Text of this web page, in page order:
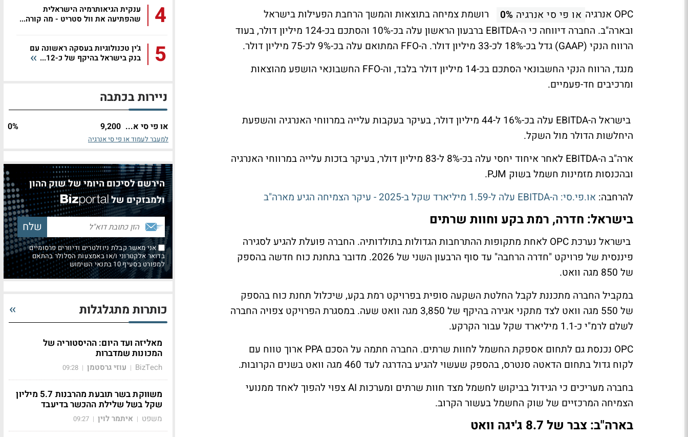
OPC אנרגיה או פי סי אנרגיה 0%
רושמת צמיחה בתוצאות והמשך הרחבת הפעילות בישראל
ובארה"ב. החברה דיווחה כי ה-EBITDA ברבעון הראשון עלה בכ-10% והסתכם בכ-124 מיליון דולר, בעוד
הרווח הנקי (GAAP) גדל בכ-18% לכ-33 מיליון דולר. ה-FFO המתואם עלה בכ-9% לכ-75 מיליון דולר.
מנגד, הרווח הנקי החשבונאי הסתכם בכ-14 מיליון דולר בלבד, וה-FFO החשבונאי הושפע מהוצאות
ומרכיבים חד-פעמיים.
בישראל ה-EBITDA עלה בכ-16% ל-44 מיליון דולר, בעיקר בעקבות עלייה במרווחי האנרגיה והשפעת
היחלשות הדולר מול השקל.
ארה"ב ה-EBITDA לאחר איחוד יחסי עלה בכ-8% ל-83 מיליון דולר, בעיקר בזכות עלייה במרווחי האנרגיה
ובהכנסות מזמינות חשמל בשוק PJM.
להרחבה: או.פי.סי: ה-EBITDA עלה ל-1.59 מיליארד שקל ב-2025 - עיקר הצמיחה הגיע מארה"ב
בישראל: חדרה, רמת בקע וחוות שרתים
בישראל נערכת OPC לאחת מתקופות ההתרחבות הגדולות בתולדותיה. החברה פועלת להגיע לסגירה
פיננסית של פרויקט "חדרה הרחבה" עד סוף הרבעון השני של 2026. מדובר בתחנת כוח חדשה בהספק
של 850 מגה וואט.
במקביל החברה מתכננת לקבל החלטת השקעה סופית בפרויקט רמת בקע, שיכלול תחנת כוח בהספק
של 550 מגה וואט לצד מתקני אגירה בהיקף של 3,850 מגה וואט שעה. במסגרת הפרויקט צפויה החברה
לשלם לרמ"י כ-1.1 מיליארד שקל עבור הקרקע.
OPC נכנסת גם לתחום אספקת החשמל לחוות שרתים. החברה חתמה על הסכם PPA ארוך טווח עם
לקוח גדול בתחום הדאטה סנטרס, בהספק שעשוי להגיע בהדרגה לעד 460 מגה וואט בשנים הקרובות.
בחברה מעריכים כי הגידול בביקוש לחשמל מצד חוות שרתים ומערכות AI צפוי להפוך לאחד ממנועי
הצמיחה המרכזיים של שוק החשמל בעשור הקרוב.
בארה"ב: צבר של 8.7 ג'יגה וואט
4
ענקית הגיאותרמיה הישראלית
שהפתיעה את וול סטריט - מה קורה...
5
ג'ין טכנולוגיות בעסקה ראשונה עם
בנק בישראל בהיקף של כ-12...
ניירות בכתבה
או פי סי א... 9,200
0%
למעבר לעמוד או פי סי אנרגיה
הירשם לסיכום היומי של שוק ההון
ולמבזקים של
אני מאשר קבלת ניוזלטרים ודיוורים פרסומיים
בדואר אלקטרוני ו/או באמצעות הסלולר בהתאם
למפורט בסעיף 10 בתנאי השימוש
כותרות מתגלגלות
מאליזה ועד היום: ההיסטוריה של
המכונות שמדברות
BizTech
| עוזי גרסטמן |
09:28
משווקת בשר תובעת מהרבנות 5.7 מיליון
שקל בשל שלילת ההכשר בדיעבד
משפט | איתמר לוין |
09:27